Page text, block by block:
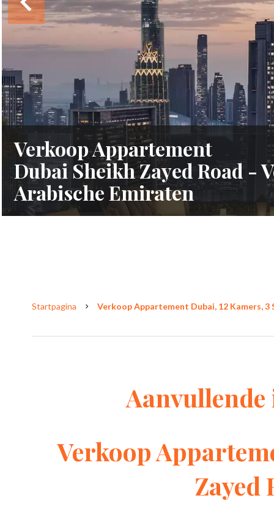
Verkoop Appartement
Dubai Sheikh Zayed Road -
Arabische Emiraten
Startpagina Verkoop Appartement Dubai, 12 Kamers, 3
Verkoop
Zayed